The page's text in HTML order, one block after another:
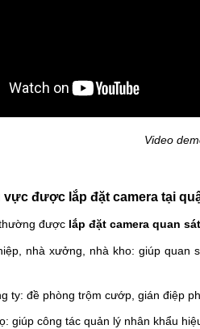
Video
được lắp đặt camera tại
được lắp đặt camera quan
nhà xưởng, nhà kho: giúp quan
ty: đề phòng trộm cướp, gián điệp
giúp công tác quản lý nhân khẩu